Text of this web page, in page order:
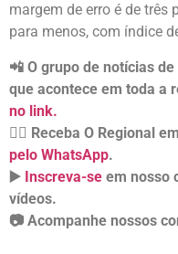
margem de erro é de três
para menos, com índice
📲 O grupo de notícias
que acontece em toda a
no link.
👉🏻 Receba O Regional
pelo WhatsApp.
▶️ Inscreva-se em nosso
vídeos.
📷 Acompanhe nossos